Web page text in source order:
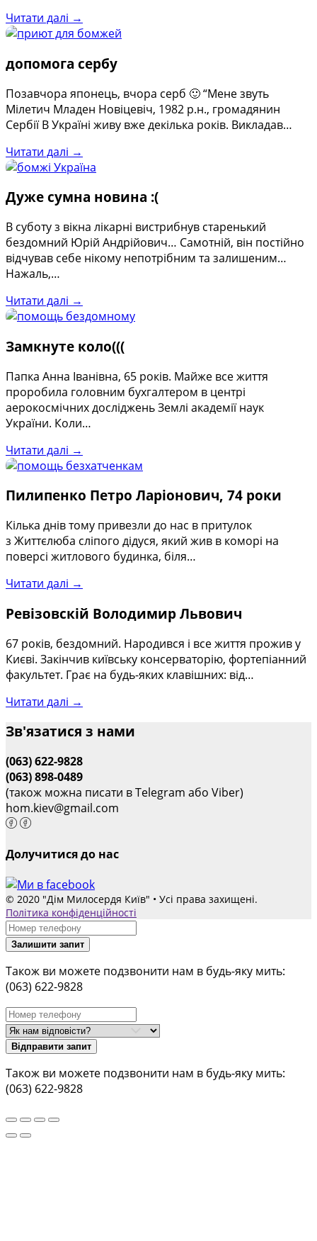
Читати далі →
допомога сербу
Позавчора японець, вчора серб 🙂 “Мене звуть
Мілетич Младен Новіцевіч, 1982 р.н., громадянин
Сербії В Україні живу вже декілька років. Викладав…
Читати далі →
Дуже сумна новина :(
В суботу з вікна лікарні вистрибнув старенький
бездомний Юрій Андрійович… Самотній, він постійно
відчував себе нікому непотрібним та залишеним…
Нажаль,…
Читати далі →
Замкнуте коло(((
Папка Анна Іванівна, 65 років. Майже все життя
проробила головним бухгалтером в центрі
аерокосмічних досліджень Землі академії наук
України. Коли…
Читати далі →
Пилипенко Петро Ларіонович, 74 роки
Кілька днів тому привезли до нас в притулок
з Життєлюба сліпого дідуся, який жив в коморі на
поверсі житлового будинка, біля…
Читати далі →
Ревізовскій Володимир Львович
67 років, бездомний. Народився і все життя прожив у
Києві. Закінчив київську консерваторію, фортепіанний
факультет. Грає на будь-яких клавішних: від…
Читати далі →
Зв'язатися з нами
(063) 622-9828
(063) 898-0489
(також можна писати в Telegram або Viber)
hom.kiev@gmail.com
Долучитися до нас
© 2020 "Дім Милосердя Київ" • Усі права захищені.
Політика конфіденційності
Залишити запит
Також ви можете подзвонити нам в будь-яку мить:
(063) 622-9828
Відправити запит
Також ви можете подзвонити нам в будь-яку мить:
(063) 622-9828